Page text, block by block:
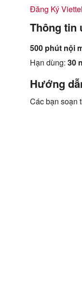
Đăng Ký
Thông tin
500 phút nội
Hạn dùng: 30
Hướng
Các bạn soạn